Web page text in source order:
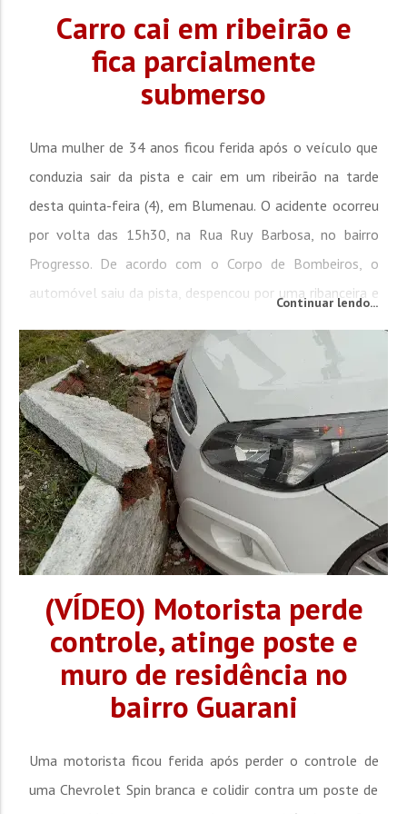
Carro cai em ribeirão e
fica parcialmente
submerso
Uma mulher de 34 anos ficou ferida após o veículo que
conduzia sair da pista e cair em um ribeirão na tarde
desta quinta-feira (4), em Blumenau. O acidente ocorreu
por volta das 15h30, na Rua Ruy Barbosa, no bairro
Progresso. De acordo com o Corpo de Bombeiros, o
automóvel saiu da pista, despencou por uma ribanceira e
teto e parcialmente submerso na água. A motorista, que
era a...
Continuar lendo...
(VÍDEO) Motorista perde
controle, atinge poste e
muro de residência no
bairro Guarani
Uma motorista ficou ferida após perder o controle de
uma Chevrolet Spin branca e colidir contra um poste de